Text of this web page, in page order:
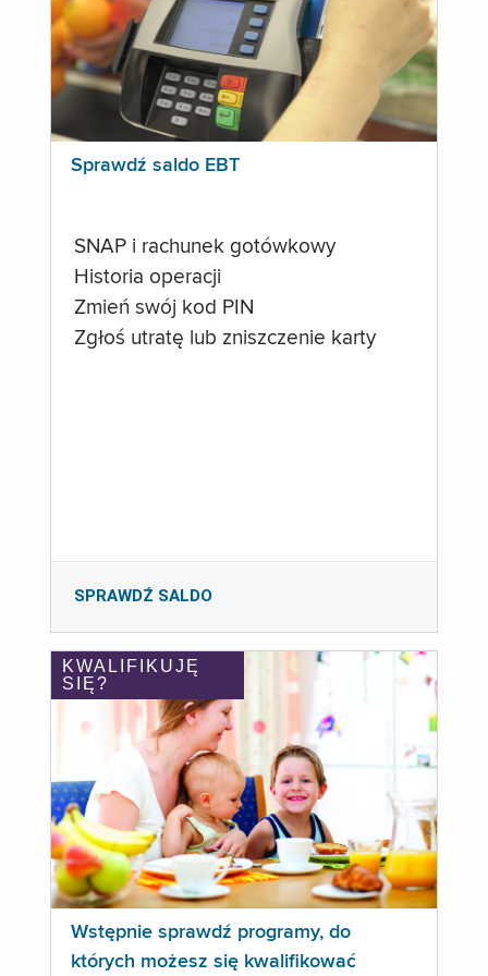
Sprawdź saldo EBT
SNAP i rachunek gotówkowy
Historia operacji
Zmień swój kod PIN
Zgłoś utratę lub zniszczenie karty
SPRAWDŹ SALDO
KWALIFIKUJĘ
SIĘ?
Wstępnie sprawdź programy, do
których możesz się kwalifikować